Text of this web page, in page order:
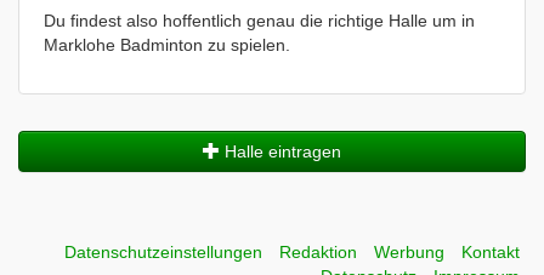
Du findest also hoffentlich genau die richtige Halle um in
Marklohe Badminton zu spielen.
Halle eintragen
Datenschutzeinstellungen Redaktion Werbung
Kontakt